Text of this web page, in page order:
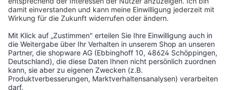
Service & Kontakt
Unternehmen
Aktuelle Themen